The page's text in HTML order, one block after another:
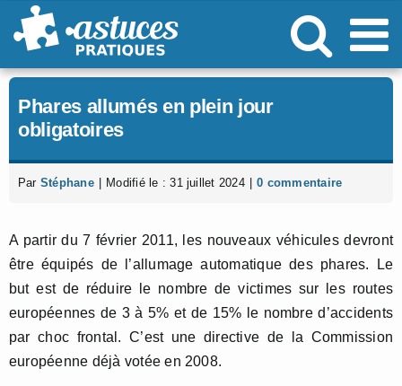
Passer
au
Phares allumés en plein jour
obligatoires
Par Stéphane Modifié le : 31 juillet 2024 0 commentaire
A partir du 7 février 2011, les nouveaux véhicules devront
être équipés de l’allumage automatique des phares. Le
but est de réduire le nombre de victimes sur les routes
européennes de 3 à 5% et de 15% le nombre d’accidents
par choc frontal. C’est une directive de la Commission
européenne déjà votée en 2008.